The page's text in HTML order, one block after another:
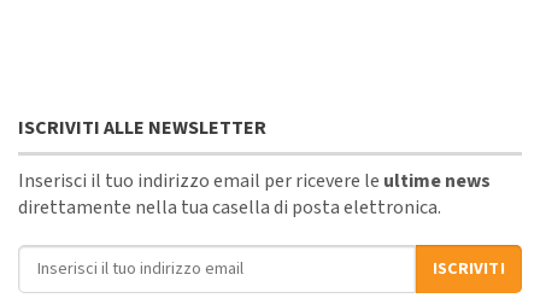
ISCRIVITI ALLE NEWSLETTER
Inserisci il tuo indirizzo email per ricevere le ultime news
direttamente nella tua casella di posta elettronica.
Indirizzo email
ISCRIVITI